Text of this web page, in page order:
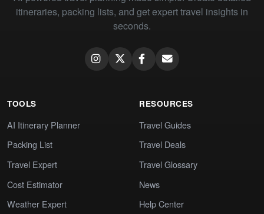
itineraries, packing lists, and get expert travel insights in
seconds.
TOOLS
AI Itinerary Planner
Packing List
Travel Expert
Cost Estimator
Weather Expert
RESOURCES
Travel Guides
Travel Deals
Travel Glossary
News
Help Center